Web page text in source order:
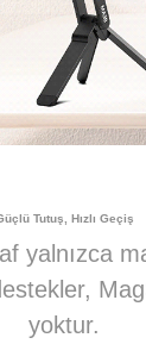
Tutuş, Hızlı Geçiş
yalnızca
yoktur.